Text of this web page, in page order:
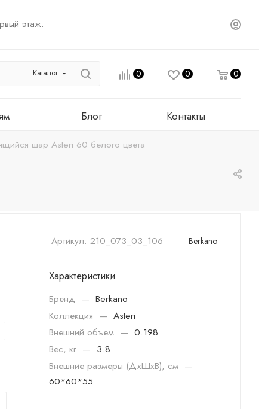
этаж.
Каталог 0 0 0
Блог Контакты
шар Asteri 60 белого цвета
Артикул: 210_073_03_106 Berkano
Характеристики
Бренд — Berkano
Коллекция — Asteri
Внешний объем — 0.198
Вес, кг — 3.8
Внешние размеры (ДхШхВ), см —
60*60*55